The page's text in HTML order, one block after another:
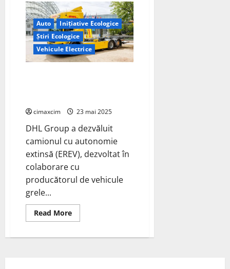
Truck,
DHL
și
Hylane
formează
un
parteneriat
pentru
camioane
Auto
Inițiative Ecologice
Știri Ecologice
Vehicule Electrice
cimaxcim 23 mai 2025
DHL Group a dezvăluit
camionul cu autonomie
extinsă (EREV), dezvoltat în
colaborare cu
producătorul de vehicule
grele...
Read MoreRead
more
DHL